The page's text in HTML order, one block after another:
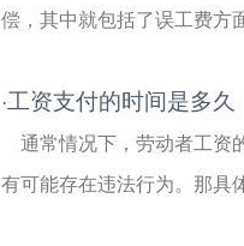
偿，其中就包括了误工费方
·工资支付的时间是多久
通常情况下，劳动者工资
有可能存在违法行为。那具